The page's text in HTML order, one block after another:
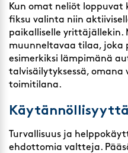
Kun omat neliöt loppuvat
fiksu valinta niin
paikalliselle yrittäjällekin.
muunneltavaa tilaa, joka
esimerkiksi lämpimänä
talvisäilytyksessä, omana
toimitilana.
Turvallisuus ja
ehdottomia valtteja.